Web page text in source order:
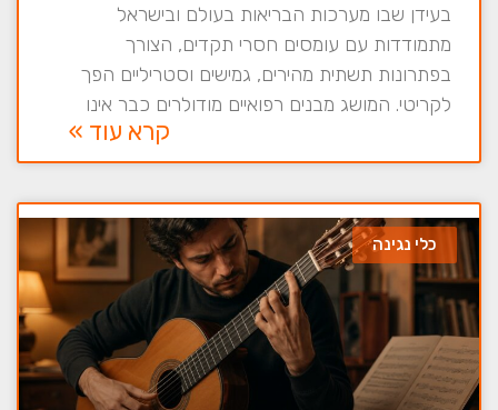
בעידן שבו מערכות הבריאות בעולם ובישראל
מתמודדות עם עומסים חסרי תקדים, הצורך
בפתרונות תשתית מהירים, גמישים וסטריליים הפך
לקריטי. המושג מבנים רפואיים מודולרים כבר אינו
קרא עוד »
כלי נגינה